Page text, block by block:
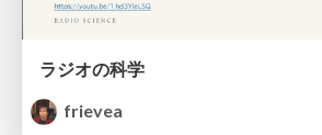
ラジオの科学
frievea